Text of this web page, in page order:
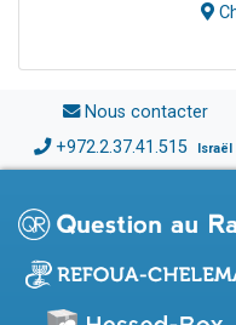
Nous contacter
+972.2.37.41.515 Israël